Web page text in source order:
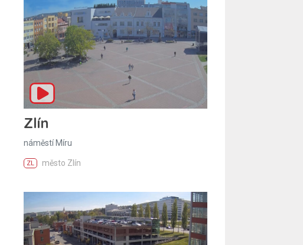
Zlín
náměstí Míru
ZL město Zlín